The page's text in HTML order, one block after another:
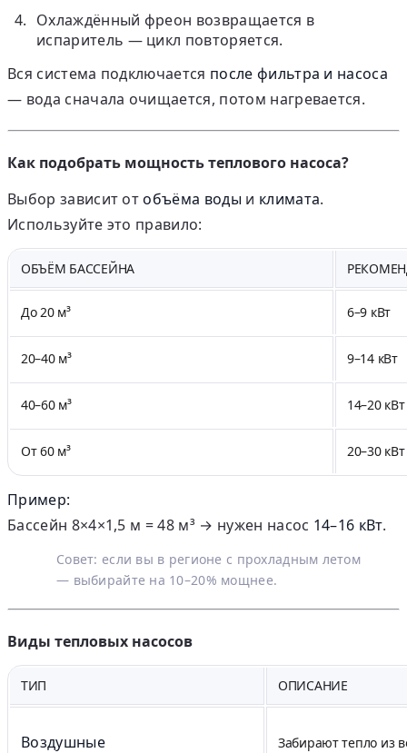
Охлаждённый фреон возвращается в
испаритель — цикл повторяется.
Вся система подключается после фильтра и насоса
— вода сначала очищается, потом нагревается.
Как подобрать мощность теплового насоса?
Выбор зависит отобъёма воды и климата.
Используйте это правило:
ОБЪЁМ БАССЕЙНА
До 20 м³ 6–9 кВт
20–40 м³ 9–14 кВт
40–60 м³ 14–20 кВт
От 60 м³ 20–30
Пример:
Бассейн 8×4×1,5 м = 48 м³ → нужен насос 14–16 кВт.
Совет: если вы в регионе с прохладным летом
— выбирайте на 10–20% мощнее.
Виды тепловых насосов
ТИП ОПИСАНИЕ
Воздушные Забирают тепло из